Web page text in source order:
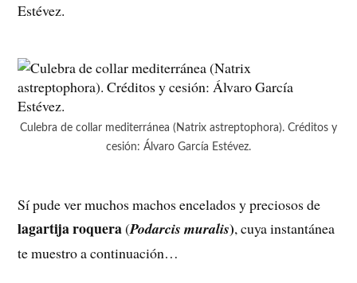
Estévez.
Culebra de collar mediterránea (Natrix astreptophora). Créditos y
cesión: Álvaro García Estévez.
Sí pude ver muchos machos encelados y preciosos de
lagartija roquera(Podarcis muralis), cuya instantánea
te muestro a continuación…